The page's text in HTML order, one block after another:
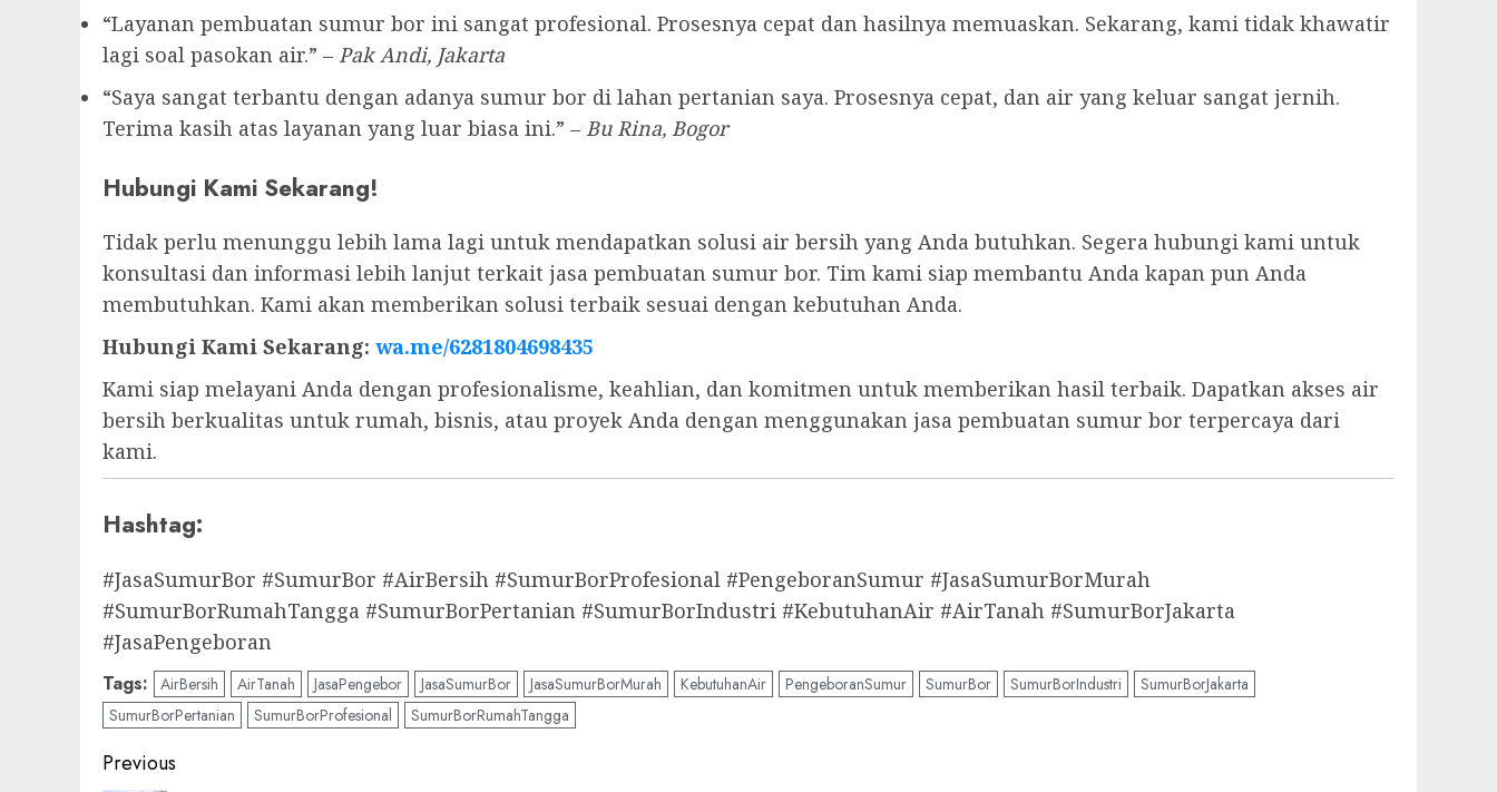
“Layanan pembuatan sumur bor ini sangat profesional. Prosesnya cepat dan hasilnya memuaskan. Sekarang, kami tidak khawatir
lagi soal pasokan air.” – Pak Andi, Jakarta
“Saya sangat terbantu dengan adanya sumur bor di lahan pertanian saya. Prosesnya cepat, dan air yang keluar sangat jernih.
Terima kasih atas layanan yang luar biasa ini.” – Bu Rina, Bogor
Hubungi Kami Sekarang!
Tidak perlu menunggu lebih lama lagi untuk mendapatkan solusi air bersih yang Anda butuhkan. Segera hubungi kami untuk
konsultasi dan informasi lebih lanjut terkait jasa pembuatan sumur bor. Tim kami siap membantu Anda kapan pun Anda
membutuhkan. Kami akan memberikan solusi terbaik sesuai dengan kebutuhan Anda.
Hubungi Kami Sekarang: wa.me/6281804698435
Kami siap melayani Anda dengan profesionalisme, keahlian, dan komitmen untuk memberikan hasil terbaik. Dapatkan akses air
bersih berkualitas untuk rumah, bisnis, atau proyek Anda dengan menggunakan jasa pembuatan sumur bor terpercaya dari
kami.
Hashtag:
#JasaSumurBor #SumurBor #AirBersih #SumurBorProfesional #PengeboranSumur #JasaSumurBorMurah
#SumurBorRumahTangga #SumurBorPertanian #SumurBorIndustri #KebutuhanAir #AirTanah #SumurBorJakarta
#JasaPengeboran
Tags: AirBersih AirTanah JasaPengebor JasaSumurBor JasaSumurBorMurah KebutuhanAir PengeboranSumur SumurBor SumurBorIndustri
SumurBorJakarta
SumurBorPertanian
SumurBorProfesional SumurBorRumahTangga
Post
Previous